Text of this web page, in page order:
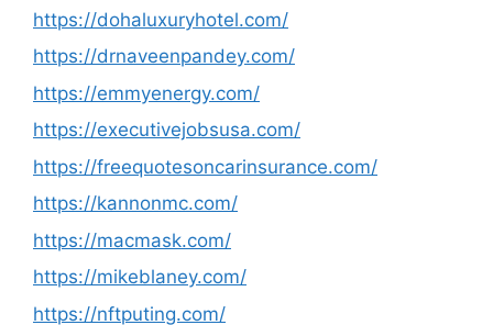
https://dohaluxuryhotel.com/
https://drnaveenpandey.com/
https://emmyenergy.com/
https://executivejobsusa.com/
https://freequotesoncarinsurance.com/
https://kannonmc.com/
https://macmask.com/
https://mikeblaney.com/
https://nftputing.com/